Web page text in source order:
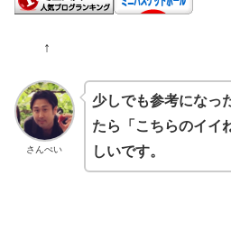
↑
さんぺい
少しでも参考になっ
たら「こちらのイイ
しいです。